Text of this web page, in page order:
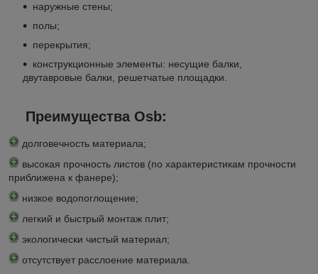
наружные стены;
полы;
перекрытия;
конструкционные элементы: несущие балки,
двутавровые балки, решетчатые площадки.
Преимущества Osb:
долговечность материала;
высокая прочность листов (по характеристикам прочности
приближена к фанере);
низкое водопоглощение;
легкий и быстрый монтаж плит;
экологически чистый материал;
отсутствует расслоение материала.